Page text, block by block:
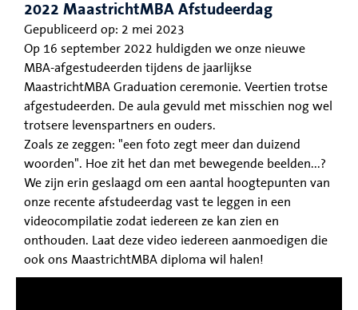
2022 MaastrichtMBA Afstudeerdag
Gepubliceerd op: 2 mei 2023
Op 16 september 2022 huldigden we onze nieuwe
MBA-afgestudeerden tijdens de jaarlijkse
MaastrichtMBA Graduation ceremonie. Veertien trotse
afgestudeerden. De aula gevuld met misschien nog wel
trotsere levenspartners en ouders.
Zoals ze zeggen: "een foto zegt meer dan duizend
woorden". Hoe zit het dan met bewegende beelden...?
We zijn erin geslaagd om een aantal hoogtepunten van
onze recente afstudeerdag vast te leggen in een
videocompilatie zodat iedereen ze kan zien en
onthouden. Laat deze video iedereen aanmoedigen die
ook ons MaastrichtMBA diploma wil halen!